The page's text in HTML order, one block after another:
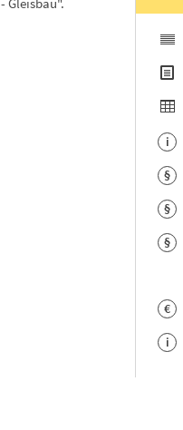
i
§
§
§
€
i